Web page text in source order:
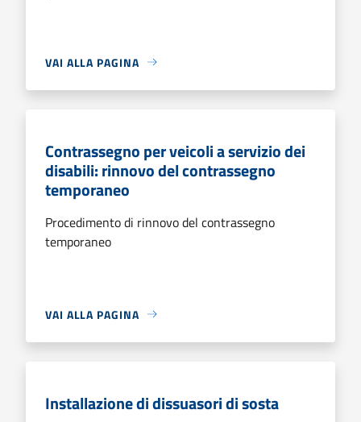
VAI ALLA PAGINA
Contrassegno per veicoli a servizio dei
disabili: rinnovo del contrassegno
temporaneo
Procedimento di rinnovo del contrassegno
temporaneo
VAI ALLA PAGINA
Installazione di dissuasori di sosta